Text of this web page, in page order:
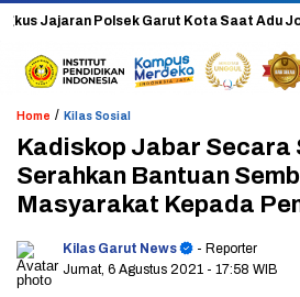
Polsek Garut Kota Saat Adu Jotos
Home / Kilas Sosial
Kadiskop Jabar Secara
Serahkan Bantuan
Masyarakat Kepada
Kilas Garut News
- Reporter
Jumat, 6 Agustus 2021 - 17:58 WIB